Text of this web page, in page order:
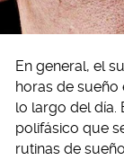
En general, el
horas de sueño
lo largo del día.
polifásico que
rutinas de